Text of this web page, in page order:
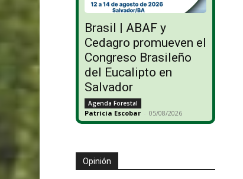
Brasil | ABAF y
Cedagro promueven el
Congreso Brasileño
del Eucalipto en
Salvador
Agenda Forestal
Patricia Escobar - 05/08/2026
Opinión